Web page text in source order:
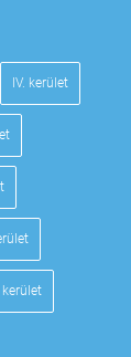
IV. kerület
kerület